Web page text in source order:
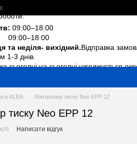
09:00–18:00
09:00–18:00
та неділя- вихідний.Відправка
1-3 днів.
сьогодні на сьогодні узгоджується
ALBA Контролер тиску Neo EPP 12
тиску Neo EPP 12
Написати відгук